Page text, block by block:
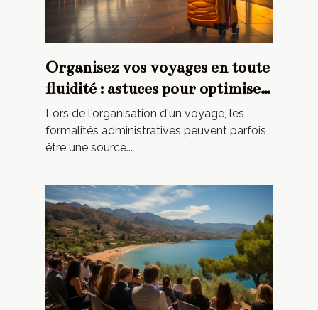
Organisez vos voyages en toute
fluidité : astuces pour optimiser
vos formalités administratives
Lors de l'organisation d'un voyage, les
formalités administratives peuvent parfois
être une source...